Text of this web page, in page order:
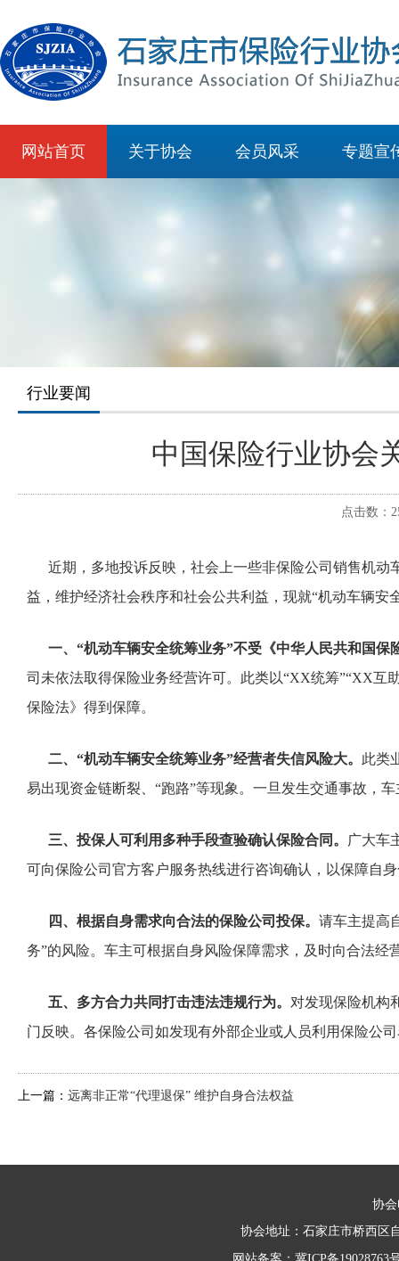
网站首页 关于协会 会员风采 专题宣
行业要闻
中国保险行业协会
点击数：
近期，多地投诉反映，社会上一些非保险公司销售机动
益，维护经济社会秩序和社会公共利益，现就“机动车辆安
一、“机动车辆安全统筹业务”不受《中华人民共和国保
司未依法取得保险业务经营许可。此类以“XX统筹”“XX互
保险法》得到保障。
二、“机动车辆安全统筹业务”经营者失信风险大。 此类
易出现资金链断裂、“跑路”等现象。一旦发生交通事故，
三、投保人可利用多种手段查验确认保险合同。
广大车
可向保险公司官方客户服务热线进行咨询确认，以保障自
四、根据自身需求向合法的保险公司投保。 请车主提高
务”的风险。车主可根据自身风险保障需求，及时向合法
五、多方合力共同打击违法违规行为。 对发现保险机构
门反映。各保险公司如发现有外部企业或人员利用保险公
上一篇： 远离非正常“代理退保” 维护自身合法权益
协
协会地址：石家庄市桥西区